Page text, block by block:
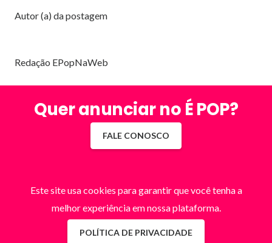
Autor (a) da postagem
Redação EPopNaWeb
Quer anunciar no É POP?
FALE CONOSCO
Este site usa cookies para garantir que você tenha a
melhor experiência em nossa plataforma.
POLÍTICA DE PRIVACIDADE